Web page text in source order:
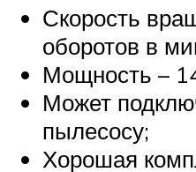
Скорость
оборотов в
Мощность –
Может
пылесосу;
Хорошая